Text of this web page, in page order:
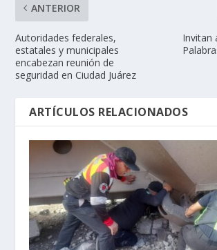
ANTERIOR
Autoridades federales,
estatales y municipales
encabezan reunión de
seguridad en Ciudad Juárez
Invitan
ARTÍCULOS RELACIONADOS